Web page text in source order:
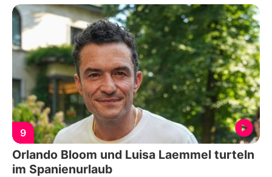
9
Orlando Bloom und Luisa Laemmel turteln
im Spanienurlaub